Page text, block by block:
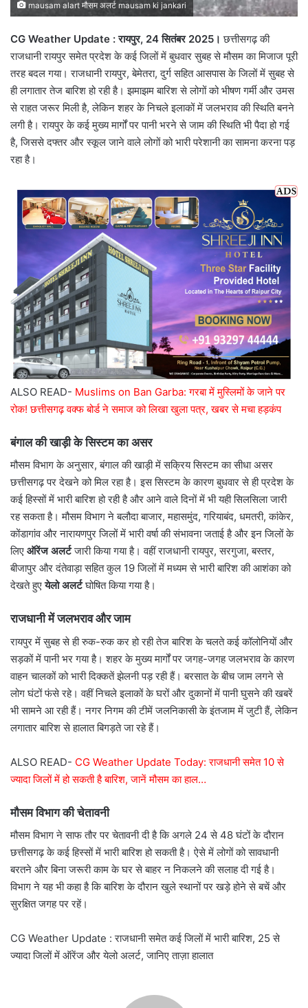
mausam alart मौसम अलर्ट mausam ki jankari
CG Weather Update : रायपुर, 24 सितंबर 2025। छत्तीसगढ़ की
राजधानी रायपुर समेत प्रदेश के कई जिलों में बुधवार सुबह से मौसम का मिजाज पूरी
तरह बदल गया। राजधानी रायपुर, बेमेतरा, दुर्ग सहित आसपास के जिलों में सुबह से
ही लगातार तेज बारिश हो रही है। झमाझम बारिश से लोगों को भीषण गर्मी और उमस
से राहत जरूर मिली है, लेकिन शहर के निचले इलाकों में जलभराव की स्थिति बनने
लगी है। रायपुर के कई मुख्य मार्गों पर पानी भरने से जाम की स्थिति भी पैदा हो गई
है, जिससे दफ्तर और स्कूल जाने वाले लोगों को भारी परेशानी का सामना करना पड़
रहा है।
ALSO READ- Muslims on Ban Garba: गरबा में मुस्लिमों के जाने पर
रोक! छत्तीसगढ़ वक्फ बोर्ड ने समाज को लिखा खुला पत्र, खबर से मचा हड़कंप
बंगाल की खाड़ी के सिस्टम का असर
मौसम विभाग के अनुसार, बंगाल की खाड़ी में सक्रिय सिस्टम का सीधा असर
छत्तीसगढ़ पर देखने को मिल रहा है। इस सिस्टम के कारण बुधवार से ही प्रदेश के
कई हिस्सों में भारी बारिश हो रही है और आने वाले दिनों में भी यही सिलसिला जारी
रह सकता है। मौसम विभाग ने बलौदा बाजार, महासमुंद, गरियाबंद, धमतरी, कांकेर,
कोंडागांव और नारायणपुर जिलों में भारी वर्षा की संभावना जताई है और इन जिलों के
लिए ऑरेंज अलर्टजारी किया गया है। वहीं राजधानी रायपुर, सरगुजा, बस्तर,
बीजापुर और दंतेवाड़ा सहित कुल 19 जिलों में मध्यम से भारी बारिश की आशंका को
देखते हुएयेलो अलर्टघोषित किया गया है।
राजधानी में जलभराव और जाम
रायपुर में सुबह से ही रुक-रुक कर हो रही तेज बारिश के चलते कई कॉलोनियों और
सड़कों में पानी भर गया है। शहर के मुख्य मार्गों पर जगह-जगह जलभराव के कारण
वाहन चालकों को भारी दिक्कतें झेलनी पड़ रही हैं। बरसात के बीच जाम लगने से
लोग घंटों फंसे रहे। वहीं निचले इलाकों के घरों और दुकानों में पानी घुसने की खबरें
भी सामने आ रही हैं। नगर निगम की टीमें जलनिकासी के इंतजाम में जुटी हैं, लेकिन
लगातार बारिश से हालात बिगड़ते जा रहे हैं।
ALSO READ- CG Weather Update Today: राजधानी समेत 10 से
ज्यादा जिलों में हो सकती है बारिश, जानें मौसम का हाल…
मौसम विभाग की चेतावनी
मौसम विभाग ने साफ तौर पर चेतावनी दी है कि अगले 24 से 48 घंटों के दौरान
छत्तीसगढ़ के कई हिस्सों में भारी बारिश हो सकती है। ऐसे में लोगों को सावधानी
बरतने और बिना जरूरी काम के घर से बाहर न निकलने की सलाह दी गई है।
विभाग ने यह भी कहा है कि बारिश के दौरान खुले स्थानों पर खड़े होने से बचें और
सुरक्षित जगह पर रहें।
CG Weather Update : राजधानी समेत कई जिलों में भारी बारिश, 25 से
ज्यादा जिलों में ऑरेंज और येलो अलर्ट, जानिए ताज़ा हालात